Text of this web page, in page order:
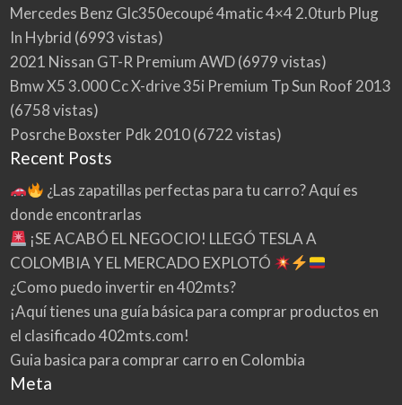
Mercedes Benz Glc350ecoupé 4matic 4×4 2.0turb Plug
In Hybrid (6993 vistas)
2021 Nissan GT-R Premium AWD(6979 vistas)
Bmw X5 3.000 Cc X-drive 35i Premium Tp Sun Roof 2013
(6758 vistas)
Posrche Boxster Pdk 2010(6722 vistas)
Recent Posts
¿Las zapatillas perfectas para tu carro? Aquí es
donde encontrarlas
¡SE ACABÓ EL NEGOCIO! LLEGÓ TESLA A
COLOMBIA Y EL MERCADO EXPLOTÓ
¿Como puedo invertir en 402mts?
¡Aquí tienes una guía básica para comprar productos en
el clasificado 402mts.com!
Guia basica para comprar carro en Colombia
Meta